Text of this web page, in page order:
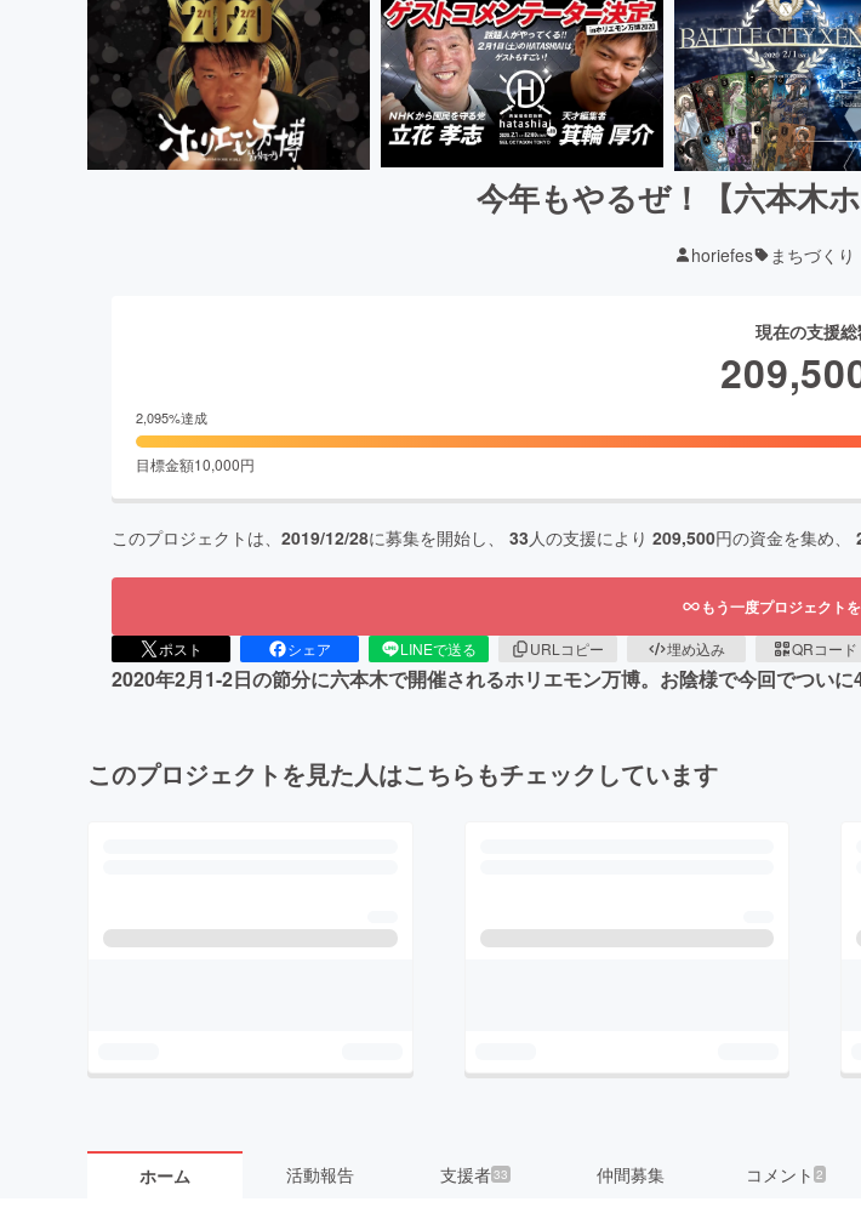
今年もやるぜ！【六本木
horiefes まちづく
現在の支援
2,095%達成
目標金額10,000円
このプロジェクトは、 2019/12/28に募集を開始し、 33 人の支援により 209,500円の資金を集め、
もう一度プロジェクト
ポスト シェア LINEで送る URLコピー 埋め込み QRコード
2020年2月1-2日の節分に六本木で開催されるホリエモン万博。お陰様で今回でつい
このプロジェクトを見た人はこちらもチェックしています
ホーム 活動報告 支援者33 仲間募集 コメント 2